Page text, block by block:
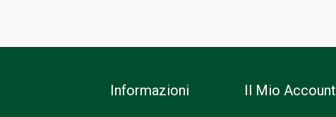
Informazioni Il Mio Account